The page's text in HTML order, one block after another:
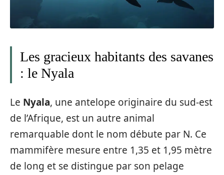
Les gracieux habitants des savanes
: le Nyala
Le Nyala, une antelope originaire du sud-est
de l’Afrique, est un autre animal
remarquable dont le nom débute par N. Ce
mammifère mesure entre 1,35 et 1,95 mètre
de long et se distingue par son pelage